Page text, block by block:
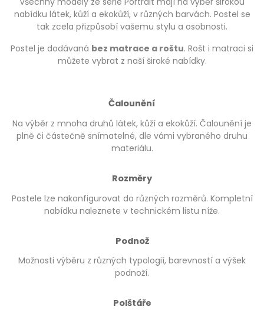
nabídku látek, kůží a ekokůží, v různých barvách. Postel se
tak zcela přizpůsobí vašemu stylu a osobnosti.
Postel je dodávaná bez matrace a roštu. Rošt i matraci si
můžete vybrat z naší široké nabídky.
Čalounění
Na výběr z mnoha druhů látek, kůží a ekokůží. Čalounění je
plně či částečně snímatelné, dle vámi vybraného druhu
materiálu.
Rozměry
Postele lze nakonfigurovat do různých rozměrů. Kompletní
nabídku naleznete v technickém listu níže.
Podnož
Možnosti výběru z různých typologií, barevností a výšek
podnoží.
Polštáře